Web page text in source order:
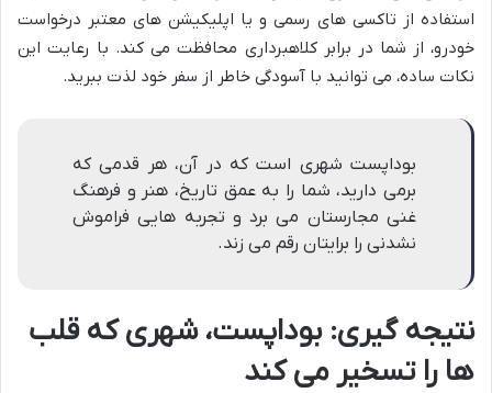
استفاده از تاکسی های رسمی و یا اپلیکیشن های معتبر درخواست
خودرو، از شما در برابر کلاهبرداری محافظت می کند. با رعایت این
نکات ساده، می توانید با آسودگی خاطر از سفر خود لذت ببرید.
بوداپست شهری است که در آن، هر قدمی که
برمی دارید، شما را به عمق تاریخ، هنر و فرهنگ
غنی مجارستان می برد و تجربه هایی فراموش
نشدنی را برایتان رقم می زند.
نتیجه گیری: بوداپست، شهری که قلب
ها را تسخیر می کند